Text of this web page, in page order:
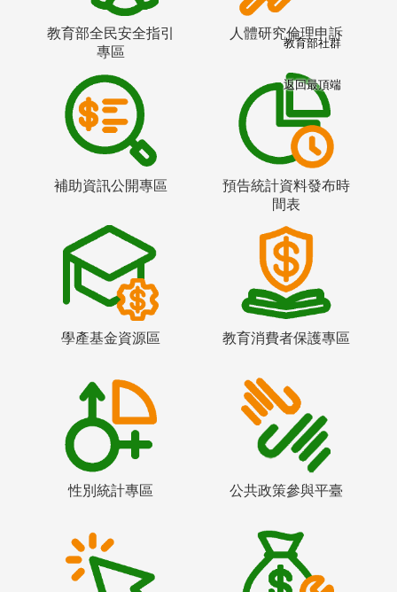
教育部全民安全指引
專區
人體研究倫理申訴
補助資訊公開專區
預告統計資料發布時
間表
學產基金資源區 教育消費者保護專區
性別統計專區 公共政策參與平臺
教育部社群
返回最頂端